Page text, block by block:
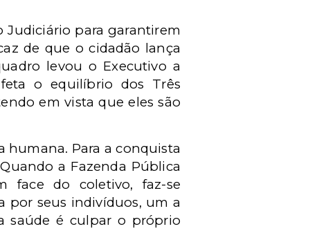
Judiciário para garantirem
de que o cidadão lança
levou o Executivo a
o equilíbrio dos Três
em vista que eles são
humana. Para a conquista
a Fazenda Pública
face do coletivo, faz-se
por seus indivíduos, um a
saúde é culpar o próprio